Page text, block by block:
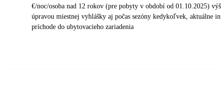
€/noc/osoba nad 12 rokov (pre pobyty v období od 01.10.2025)
úpravou miestnej vyhlášky aj počas sezóny kedykoľvek, aktuálne
príchode do ubytovacieho zariadenia